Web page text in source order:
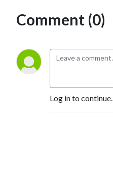
Comment (0)
Log in to continue.